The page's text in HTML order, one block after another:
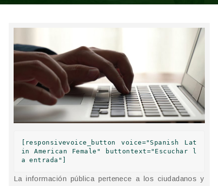
[responsivevoice_button voice="Spanish Lat
in American Female" buttontext="Escuchar l
a entrada"]
La información pública pertenece a los ciudadanos y